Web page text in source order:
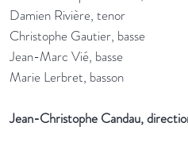
Damien Rivière, tenor
Christophe Gautier, basse
Jean-Marc Vié, basse
Marie Lerbret, basson
Jean-Christophe Candau,